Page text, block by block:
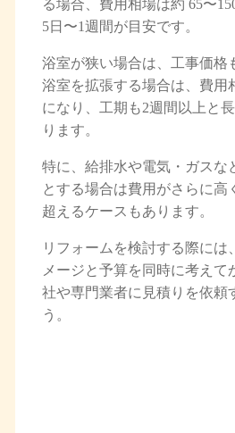
る場合、費用相場は約 65〜
5日〜1週間が目安です。
浴室が狭い場合は、工事価格
浴室を拡張する場合は、費用
になり、工期も2週間以上と
ります。
特に、給排水や電気・ガスな
とする場合は費用がさらに高
超えるケースもあります。
リフォームを検討する際には
メージと予算を同時に考えて
社や専門業者に見積りを依頼
う。